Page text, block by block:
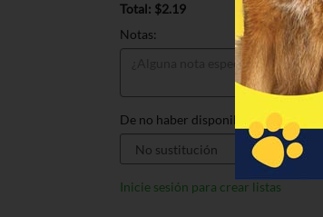
Total: $2.19
Notas:
De no haber disponible, sustituir por:
Inicie sesión para crear listas